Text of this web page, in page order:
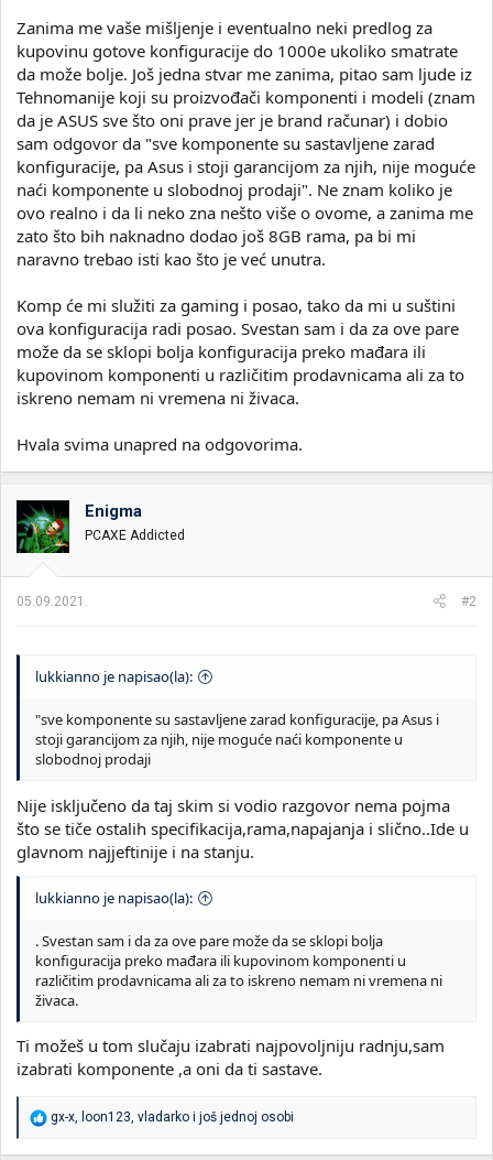
Zanima me vaše mišljenje i eventualno neki predlog za
kupovinu gotove konfiguracije do 1000e ukoliko smatrate
da može bolje. Još jedna stvar me zanima, pitao sam ljude iz
Tehnomanije koji su proizvođači komponenti i modeli (znam
da je ASUS sve što oni prave jer je brand računar) i dobio
sam odgovor da "sve komponente su sastavljene zarad
konfiguracije, pa Asus i stoji garancijom za njih, nije moguće
naći komponente u slobodnoj prodaji". Ne znam koliko je
ovo realno i da li neko zna nešto više o ovome, a zanima me
zato što bih naknadno dodao još 8GB rama, pa bi mi
naravno trebao isti kao što je već unutra.
Komp će mi služiti za gaming i posao, tako da mi u suštini
ova konfiguracija radi posao. Svestan sam i da za ove pare
može da se sklopi bolja konfiguracija preko mađara ili
kupovinom komponenti u različitim prodavnicama ali za to
iskreno nemam ni vremena ni živaca.
Hvala svima unapred na odgovorima.
Enigma
PCAXE Addicted
05.09.2021. #2
lukkianno je napisao(la):
"sve komponente su sastavljene zarad konfiguracije, pa Asus i
stoji garancijom za njih, nije moguće naći komponente u
slobodnoj prodaji
Nije isključeno da taj skim si vodio razgovor nema pojma
što se tiče ostalih specifikacija,rama,napajanja i slično..Ide u
glavnom najjeftinije i na stanju.
lukkianno je napisao(la):
. Svestan sam i da za ove pare može da se sklopi bolja
konfiguracija preko mađara ili kupovinom komponenti u
različitim prodavnicama ali za to iskreno nemam ni vremena ni
živaca.
Ti možeš u tom slučaju izabrati najpovoljniju radnju,sam
izabrati komponente ,a oni da ti sastave.
R
a
gx-x, loon123, vladarko i još jednoj osobi